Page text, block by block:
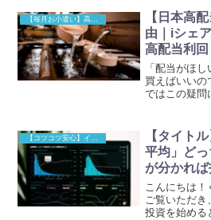
【日本高
由｜iシェ
高配当利
VYM・
「配当がほ
買えばいいの
ではこの疑問
うのが今回
事の結論配当
【コツコツ安心】インデックス投資の基本
【タイト
平均」ど
が分かれ
る！
こんにちは！
ご覧いただき
投資を始める